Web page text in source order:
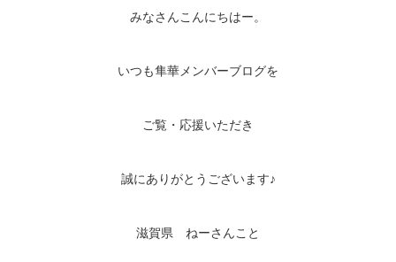
みなさんこんにちはー。
いつも隼華メンバーブログを
ご覧・応援いただき
誠にありがとうございます♪
滋賀県 ねーさんこと